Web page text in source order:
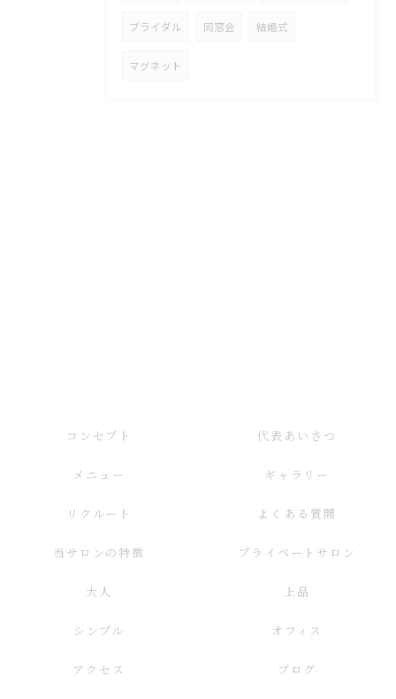
ブライダル 同窓会 結婚式
マグネット
コンセプト 代表あいさつ
メニュー ギャラリー
リクルート よくある質問
当サロンの特徴 プライベートサロン
大人 上品
シンプル オフィス
アクセス ブログ